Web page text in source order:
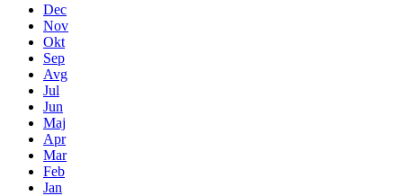
Dec
Nov
Okt
Sep
Avg
Jul
Jun
Maj
Apr
Mar
Feb
Jan